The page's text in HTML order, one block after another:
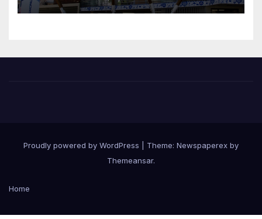
Proudly powered by WordPress
Theme: Newspaperex by
Themeansar.
Home